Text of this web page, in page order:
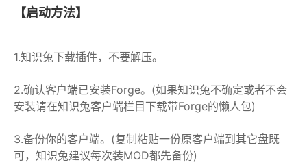
【启动方法】
1.知识兔下载插件，不要解压。
2.确认客户端已安装Forge。(如果知识兔不确定或者不会
安装请在知识兔客户端栏目下载带Forge的懒人包)
3.备份你的客户端。(复制粘贴一份原客户端到其它盘既
可，知识兔建议每次装MOD都先备份)